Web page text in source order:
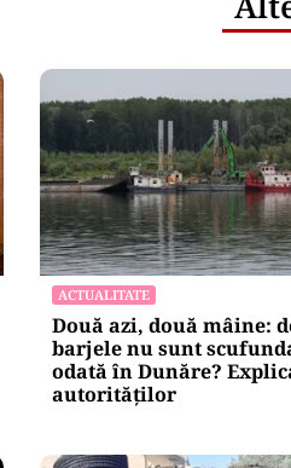
Oficiuldestiri.ro
Atacurile cibernetice
expun vulnerabilitățile
statului român: ANP
repetă scenariul e‑Terra.
Ce ascund comunicările
oficiale și cine răspunde
pentru mentenanța IT a
instituțiilor publice